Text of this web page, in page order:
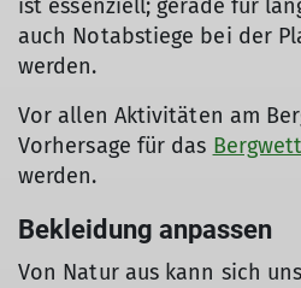
ist essenziell; gerade für
auch Notabstiege bei der
werden.
Vor allen Aktivitäten am
Vorhersage für das
werden.
Bekleidung anpassen
Von Natur aus kann sich